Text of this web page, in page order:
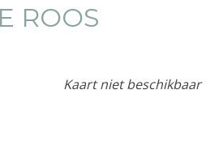
ROOS
Kaart niet beschikbaar